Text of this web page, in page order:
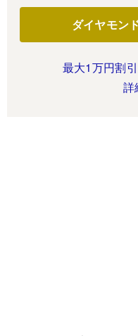
ダイヤモン
最大1万円割
詳